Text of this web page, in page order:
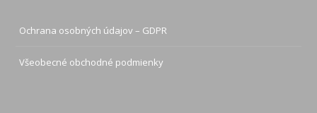
Ochrana osobných údajov – GDPR
Všeobecné obchodné podmienky